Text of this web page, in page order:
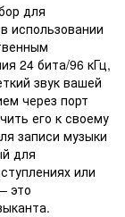
для
использовании
24 бита/96 кГц,
звук вашей
через порт
его к своему
записи музыки
для
или
это